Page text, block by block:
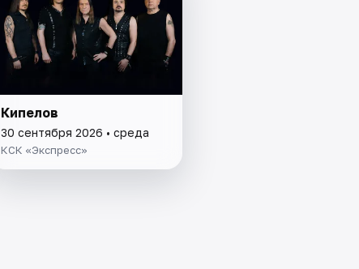
Кипелов
30 сентября 2026 • среда
КСК «Экспресс»